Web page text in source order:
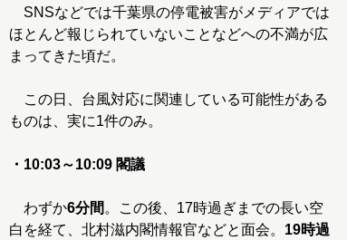
SNSなどでは千葉県の停電被害がメディアでは
ほとんど報じられていないことなどへの不満が広
まってきた頃だ。
この日、台風対応に関連している可能性がある
ものは、実に1件のみ。
・10:03～10:09 閣議
わずか6分間 。この後、17時過ぎまでの長い空
白を経て、北村滋内閣情報官などと面会。 19時過